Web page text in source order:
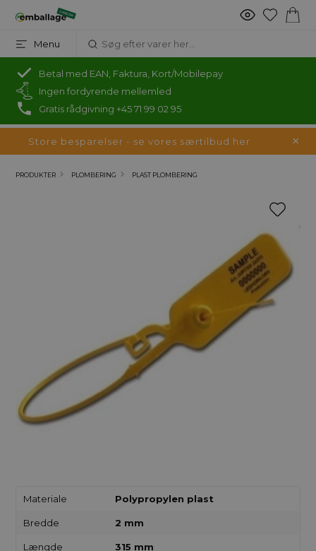
Menu
Betal med EAN, Faktura, Kort/Mobilepay
Ingen fordyrende mellemled
Gratis rådgivning +45 71 99 02 95
Store besparelser - se vores særtilbud her
PRODUKTER PLOMBERING PLAST PLOMBERING
Materiale Polypropylen plast
Bredde 2 mm
Længde 315 mm